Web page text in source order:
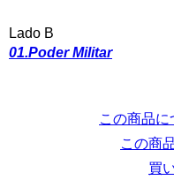
Lado B
01.Poder Militar
この商品に
この商
買